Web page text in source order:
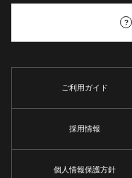
?
ご利用ガイド
採用情報
個人情報保護方針